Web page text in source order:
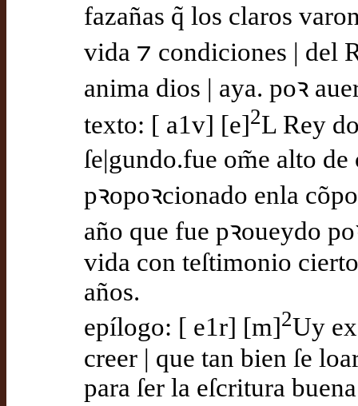
fazañas q̃ los claros
vida ⁊ condiciones | del
anima dios | aya. poꝛ
texto: [ a1v] [e]2L Rey
ſe|gundo.fue om̃e alto
pꝛopoꝛcionado enla
año que fue pꝛoueydo
vida con teſtimonio
años.
epílogo: [ e1r] [m]2Uy
creer | que tan bien ſe
para ſer la eſcritura